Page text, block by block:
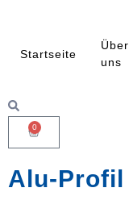
Startseite
Über
uns
0
Alu-Profil